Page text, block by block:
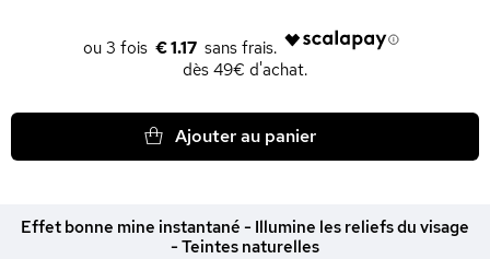
€ 1.17
dès 49€ d'achat.
Ajouter au panier
Effet bonne mine instantané - Illumine les reliefs du visage
- Teintes naturelles